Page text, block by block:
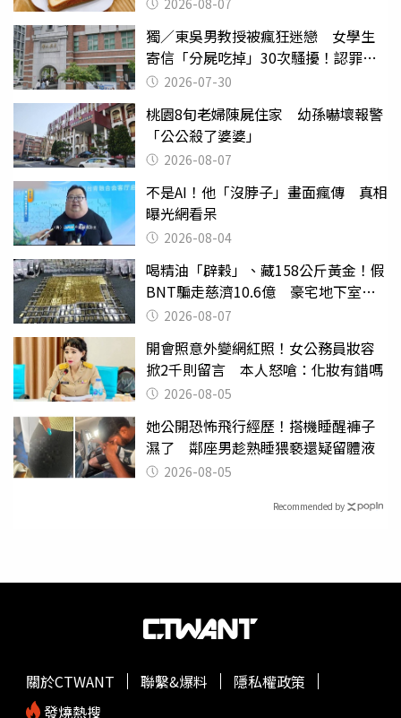
2026-08-07
獨／東吳男教授被瘋狂迷戀 女學生
寄信「分屍吃掉」30次騷擾！認罪免
關 2026-07-30
桃園8旬老婦陳屍住家 幼孫嚇壞報警
「公公殺了婆婆」
2026-08-07
不是AI！他「沒脖子」畫面瘋傳 真相
曝光網看呆
2026-08-04
喝精油「辟穀」、藏158公斤黃金！假
BNT騙走慈濟10.6億 豪宅地下室竟
挖出乾鮑金庫
2026-08-07
開會照意外變網紅照！女公務員妝容
掀2千則留言 本人怒嗆：化妝有錯嗎
2026-08-05
她公開恐怖飛行經歷！搭機睡醒褲子
濕了 鄰座男趁熟睡猥褻還疑留體液
2026-08-05
Recommended by
關於CTWANT 聯繫&爆料
隱私權政策
發燒熱搜